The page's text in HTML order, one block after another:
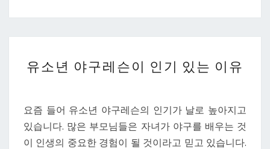
소
유소년 야구레슨이 인기 있는 이유
요즘 들어 유소년 야구레슨의 인기가 날로 높아지고
있습니다. 많은 부모님들은 자녀가 야구를 배우는 것
이 인생의 중요한 경험이 될 것이라고 믿고 있습니다.